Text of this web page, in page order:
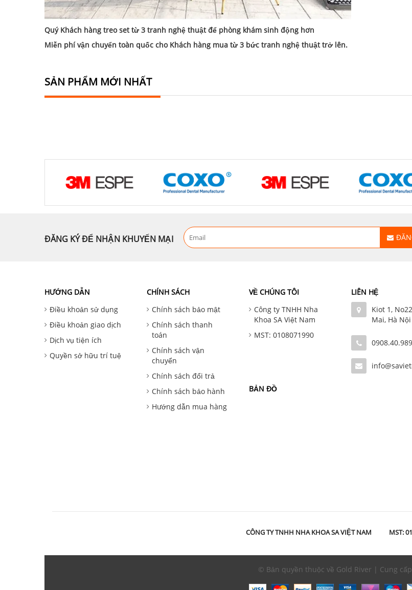
Quý Khách hàng treo set từ 3 tranh nghệ thuật để phòng khám sinh động hơn
Miễn phí vận chuyển toàn quốc cho Khách hàng mua từ 3 bức tranh nghệ thuật trở lên.
SẢN PHẨM MỚI NHẤT
ĐĂNG KÝ ĐỂ NHẬN KHUYẾN MẠI
HƯỚNG DẪN
Điều khoản sử dụng
Điều khoản giao dịch
Dịch vụ tiện ích
Quyền sở hữu trí tuệ
CHÍNH SÁCH
Chính sách bảo mật
Chính sách thanh
toán
Chính sách vận
chuyển
Chính sách đổi trả
Chính sách bảo hành
Hướng dẫn mua hàng
VỀ CHÚNG TÔI
Công ty TNHH Nha
Khoa SA Việt Nam
MST: 0108071990
LIÊN HỆ
Kiot 1,
Mai, Hà Nội
BẢN ĐỒ
CÔNG TY TNHH NHA KHOA SA VIỆT NAM MST:
© Bản quyền thuộc về Gold River | Cung